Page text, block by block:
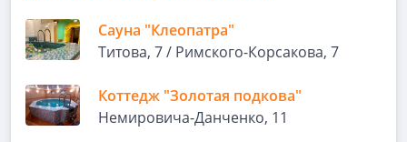
Сауна "Клеопатра"
Титова, 7 / Римского-Корсакова, 7
Коттедж "Золотая подкова"
Немировича-Данченко, 11